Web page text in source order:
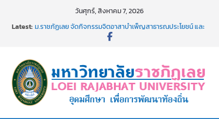
วันศุกร์, สิงหาคม 7, 2026
Latest:ม.ราชภัฏเลย จัดกิจกรรมจิตอาสาบำเพ็ญสาธารณประโยชน์ และ
เงินรายได้
รายชื่อผู้มีสิทธิเข้าพักอาศัยอาคารชุดสำหรับบุคลากร สาย
สนับสนุน สังกัดมหาวิทยาลัยราชภัฏเลย ครั้งที่ 2/2569
อธิการบดี มรภ.เลย ร่วมประชุมชี้แจงกับคณะอนุกรรมาธิการ
ประจำปีงบประมาณ พ.ศ. 2570